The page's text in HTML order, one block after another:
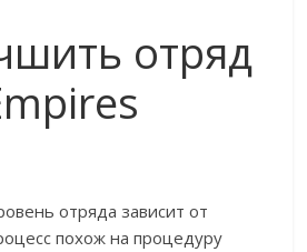
отряд
отряда зависит от
похож на процедуру